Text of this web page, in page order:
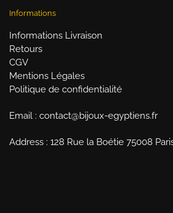
Informations
Informations Livraison
Retours
CGV
Mentions Légales
Politique de confidentialité
Email : contact@bijoux-egyptiens.fr
Address : 128 Rue la Boétie 75008